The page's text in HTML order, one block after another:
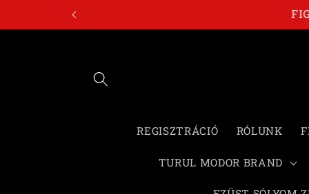
tartalomhoz
REGISZTRÁCIÓ RÓLUNK
TURUL MODOR BRAND